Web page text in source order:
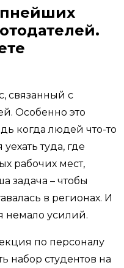
связанный с
Особенно это
когда людей что-то
туда, где
рабочих мест,
задача – чтобы
в регионах. И
немало усилий.
по персоналу
набор студентов на